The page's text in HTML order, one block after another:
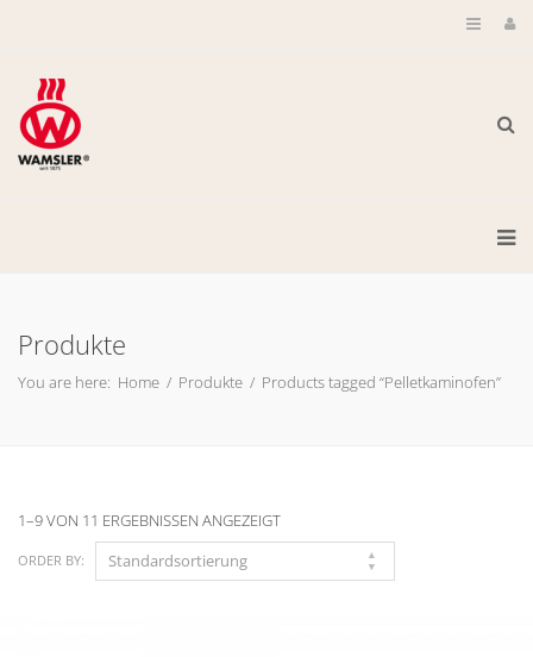
Produkte
You are here: Home / Produkte / Products tagged “Pelletkaminofen”
1–9 VON 11 ERGEBNISSEN ANGEZEIGT
ORDER BY: